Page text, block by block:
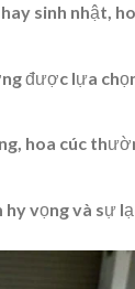
sinh nhật,
được lựa
hoa cúc
vọng và sự